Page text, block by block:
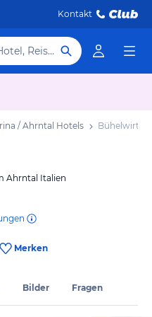
Kontakt
Hotel, Reiseziel
/ Ahrntal Hotels Bühelwirt
Ahrntal Italien
Merken
Bilder Fragen